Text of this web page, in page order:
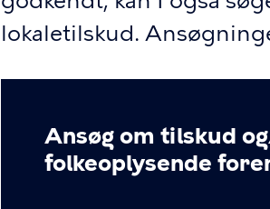
lokaletilskud.
Ansøg om tilskud
folkeoplysende